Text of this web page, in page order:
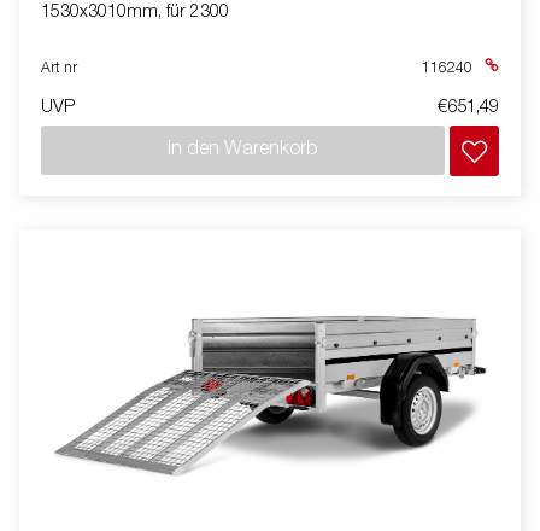
1530x3010mm, für 2300
Art nr 116240
UVP €651,49
In den Warenkorb